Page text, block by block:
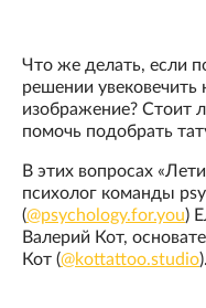
Что же делать, если
решении увековечить
изображение? Стоит
помочь подобрать
В этих вопросах
психолог команды
(@psychology.for.you)
Валерий Кот,
Кот (@kottattoo.studio).